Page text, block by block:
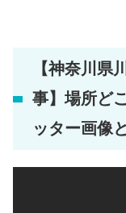
【神奈川県
事】場所ど
ッター画像